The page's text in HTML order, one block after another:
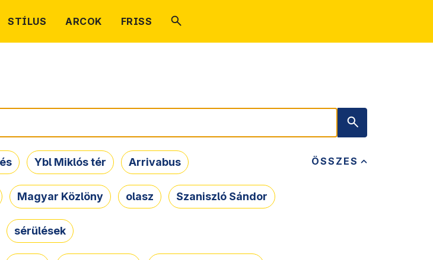
STÍLUS ARCOK FRISS
ÖSSZES
Ybl Miklós tér Arrivabus
Magyar Közlöny olasz Szaniszló Sándor
sérülések